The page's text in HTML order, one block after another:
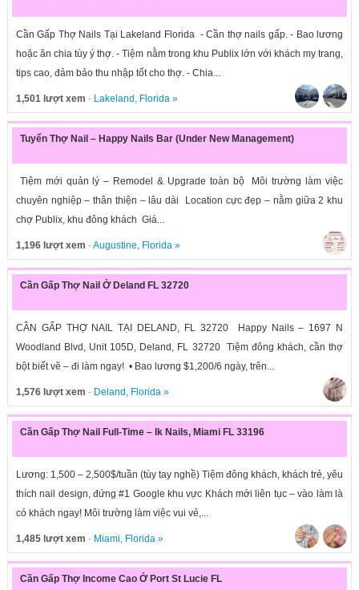
Cần Gấp Thợ Nails Tại Lakeland Florida - Cần thợ nails gấp. - Bao lương
hoặc ăn chia tùy ý thợ. - Tiệm nằm trong khu Publix lớn với khách my trang,
tips cao, đảm bảo thu nhập tốt cho thợ. - Chia...
1,501 lượt xem · Lakeland , Florida»
Tuyển Thợ Nail – Happy Nails Bar (Under New Management)
Tiệm mới quản lý – Remodel & Upgrade toàn bộ Môi trường làm việc
chuyên nghiệp – thân thiện – lâu dài Location cực đẹp – nằm giữa 2 khu
chợ Publix, khu đông khách Giá...
1,196 lượt xem · Augustine, Florida»
Cần Gấp Thợ Nail Ở Deland FL 32720
CẦN GẤP THỢ NAIL TẠI DELAND, FL 32720 Happy Nails – 1697 N
Woodland Blvd, Unit 105D, Deland, FL 32720 Tiệm đông khách, cần thợ
bột biết vẽ – đi làm ngay! • Bao lương $1,200/6 ngày, trên...
1,576 lượt xem · Deland , Florida»
Cần Gấp Thợ Nail Full-Time – Ik Nails, Miami FL 33196
Lương: 1,500 – 2,500$/tuần (tùy tay nghề) Tiệm đông khách, khách trẻ, yêu
thích nail design, đứng #1 Google khu vực Khách mới liên tục – vào làm là
có khách ngay! Môi trường làm việc vui vẻ,...
1,485 lượt xem · Miami, Florida»
Cần Gấp Thợ Income Cao Ở Port St Lucie FL